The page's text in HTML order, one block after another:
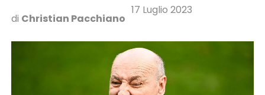
di Christian Pacchiano
17 Luglio 2023